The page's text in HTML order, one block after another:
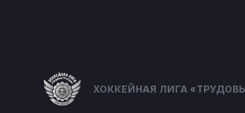
ХОККЕЙНАЯ ЛИГА